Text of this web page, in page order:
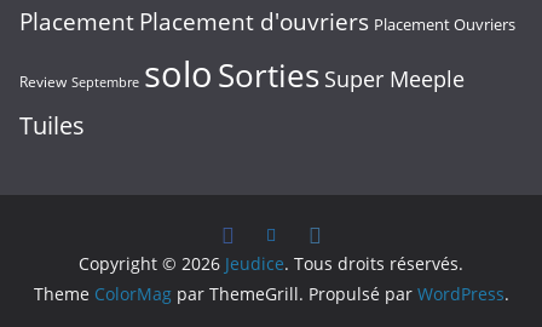
Placement Placement d'ouvriers Placement Ouvriers
Review Septembre soloSorties Super Meeple
Tuiles
Copyright © 2026 Jeudice. Tous droits réservés.
Theme ColorMagpar ThemeGrill. Propulsé par WordPress.